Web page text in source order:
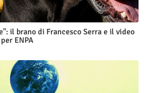
il brano di Francesco Serra e il video
ENPA